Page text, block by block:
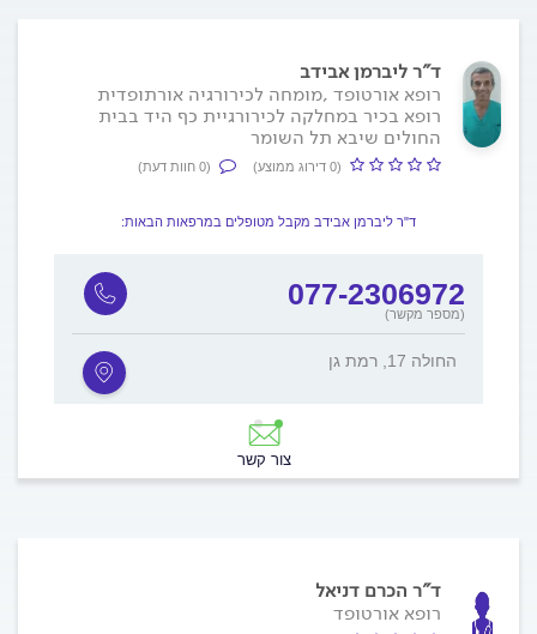
ד"ר ליברמן אבידב
רופא אורטופד ,מומחה לכירורגיה אורתופדית
רופא בכיר במחלקה לכירורגיית כף היד בבית
החולים שיבא תל השומר
(0 דירוג ממוצע) (0 חוות דעת)
ד"ר ליברמן אבידב מקבל מטופלים במרפאות הבאות:
077-2306972
(מספר מקשר)
החולה 17, רמת גן
צור קשר
ד"ר הכרם דניאל
רופא אורטופד